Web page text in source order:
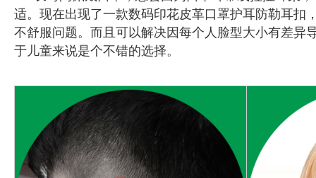
适。现在出现了一款数码印花皮革口罩护耳防勒耳扣
不舒服问题。而且可以解决因每个人脸型大小有差异
于儿童来说是个不错的选择。